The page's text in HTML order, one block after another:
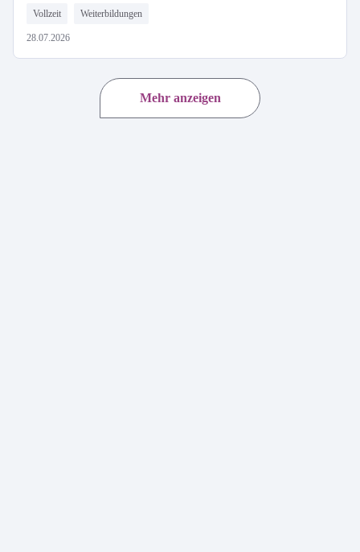
Vollzeit Weiterbildungen
28.07.2026
Mehr anzeigen